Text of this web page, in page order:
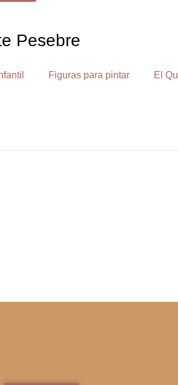
Pesebre
Figuras para pintar El